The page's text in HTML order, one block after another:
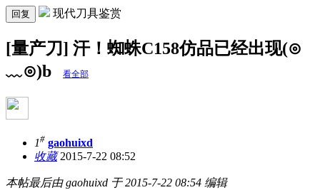
回复 现代刀具鉴赏
[量产刀] 汗！蜘蛛C158仿品已经出现(⊙
﹏⊙)b
看全部
1# gaohuixd
收藏2015-7-22 08:52
本帖最后由 gaohuixd 于 2015-7-22 08:54 编辑